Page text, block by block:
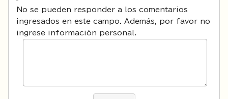
No se pueden responder a los comentarios
ingresados en este campo. Además, por favor no
ingrese información personal.